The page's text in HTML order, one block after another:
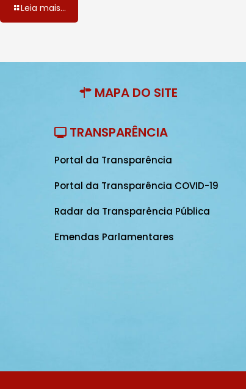
Leia mais...
MAPA DO SITE
TRANSPARÊNCIA
Portal da Transparência
Portal da Transparência COVID-19
Radar da Transparência Pública
Emendas Parlamentares